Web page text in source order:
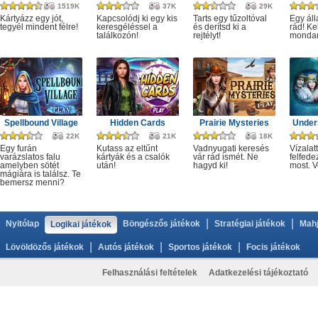
1519K
Kártyázz egy jót,
tegyél mindent félre!
37K
Kapcsolódj ki egy kis
keresgéléssel a
találkozón!
29K
Tarts egy tűzoltóval
és derítsd ki a
rejtélyt!
Egy
rád!
Spellbound Village
22K
Egy furán
varázslatos falu
amelyben sötét
mágiára is találsz. Te
bemersz menni?
Hidden Cards
21K
Kutass az eltűnt
kártyák és a csalók
után!
Prairie Mysteries
18K
Vadnyugati keresés
vár rád ismét. Ne
hagyd ki!
most.
Nyitólap Logikai játékok Böngészős játékok Stratégiai játékok
Lövöldözős játékok Autós játékok Sportos játékok Focis játékok
Felhasználási feltételek Adatkezelési tájékoztató